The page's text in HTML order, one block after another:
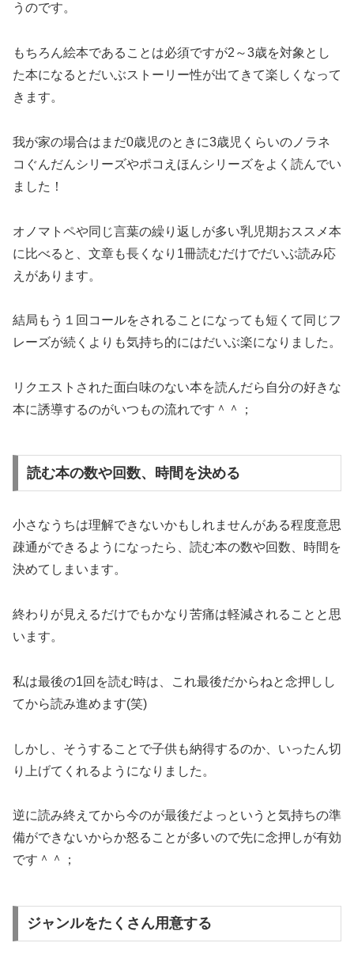
うのです。
もちろん絵本であることは必須ですが2～3歳を対象とし
た本になるとだいぶストーリー性が出てきて楽しくなって
きます。
我が家の場合はまだ0歳児のときに3歳児くらいのノラネ
コぐんだんシリーズやポコえほんシリーズをよく読んでい
ました！
オノマトペや同じ言葉の繰り返しが多い乳児期おススメ本
に比べると、文章も長くなり1冊読むだけでだいぶ読み応
えがあります。
結局もう１回コールをされることになっても短くて同じフ
レーズが続くよりも気持ち的にはだいぶ楽になりました。
リクエストされた面白味のない本を読んだら自分の好きな
本に誘導するのがいつもの流れです＾＾；
読む本の数や回数、時間を決める
小さなうちは理解できないかもしれませんがある程度意思
疎通ができるようになったら、読む本の数や回数、時間を
決めてしまいます。
終わりが見えるだけでもかなり苦痛は軽減されることと思
います。
私は最後の1回を読む時は、これ最後だからねと念押しし
てから読み進めます(笑)
しかし、そうすることで子供も納得するのか、いったん切
り上げてくれるようになりました。
逆に読み終えてから今のが最後だよっというと気持ちの準
備ができないからか怒ることが多いので先に念押しが有効
です＾＾；
ジャンルをたくさん用意する